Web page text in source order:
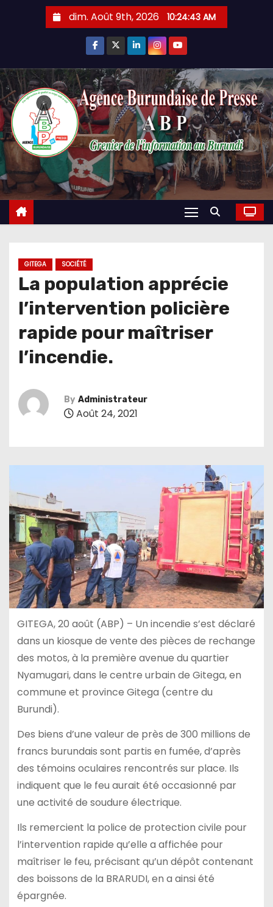
dim. Août 9th, 2026 10:24:44 AM
GITEGA SOCIÉTÉ
La population apprécie
l’intervention policière
rapide pour maîtriser
l’incendie.
By Administrateur
Août 24, 2021
GITEGA, 20 août (ABP) – Un incendie s’est déclaré
dans un kiosque de vente des pièces de rechange
des motos, à la première avenue du quartier
Nyamugari, dans le centre urbain de Gitega, en
commune et province Gitega (centre du
Burundi).
Des biens d’une valeur de près de 300 millions de
francs burundais sont partis en fumée, d’après
des témoins oculaires rencontrés sur place. Ils
indiquent que le feu aurait été occasionné par
une activité de soudure électrique.
Ils remercient la police de protection civile pour
l’intervention rapide qu’elle a affichée pour
maîtriser le feu, précisant qu’un dépôt contenant
des boissons de la BRARUDI, en a ainsi été
épargnée.